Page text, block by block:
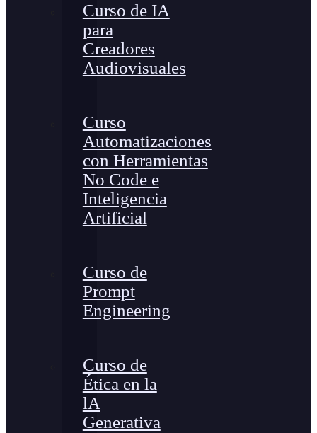
Curso de IA
para
Creadores
Audiovisuales
Curso
Automatizaciones
con Herramientas
No Code e
Inteligencia
Artificial
Curso de
Prompt
Engineering
Curso de
Ética en la
lA
Generativa